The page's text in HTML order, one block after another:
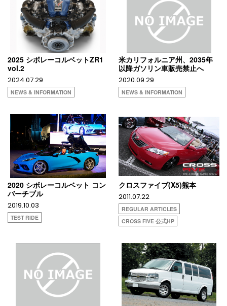
2025 シボレーコルベットZR1
vol.2
2024.07.29
NEWS & INFORMATION
米カリフォルニア州、2035年
以降ガソリン車販売禁止へ
2020.09.29
NEWS & INFORMATION
2020 シボレーコルベット コン
バーチブル
2019.10.03
TEST RIDE
クロスファイブ(X5)熊本
2011.07.22
REGULAR ARTICLES
CROSS FIVE 公式HP